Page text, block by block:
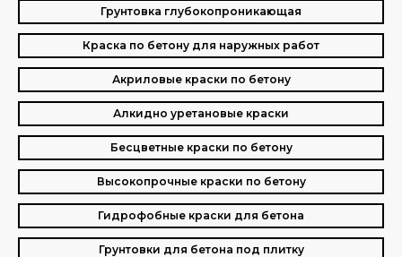
Грунтовка глубокопроникающая
Краска по бетону для наружных работ
Акриловые краски по бетону
Алкидно уретановые краски
Бесцветные краски по бетону
Высокопрочные краски по бетону
Гидрофобные краски для бетона
Грунтовки для бетона под плитку